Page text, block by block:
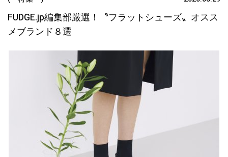
FUDGE.jp編集部厳選！〝フラットシューズ〟オスス
メブランド８選